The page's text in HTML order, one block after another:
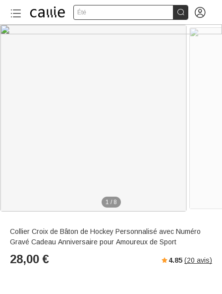
Été  
1 / 8
Collier Croix de Bâton de Hockey Personnalisé avec Numéro
Gravé Cadeau Anniversaire pour Amoureux de Sport
28,00 € 4.85 (20 avis)